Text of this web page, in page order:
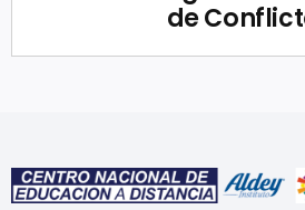
de